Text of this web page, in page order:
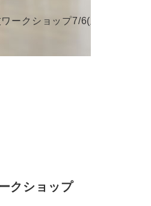
ョップ7/6(土)7(日)開催
クショップ